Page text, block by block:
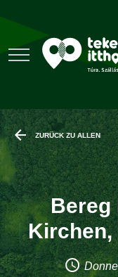
ZURÜCK ZU ALLEN
Bereg
Kirchen,